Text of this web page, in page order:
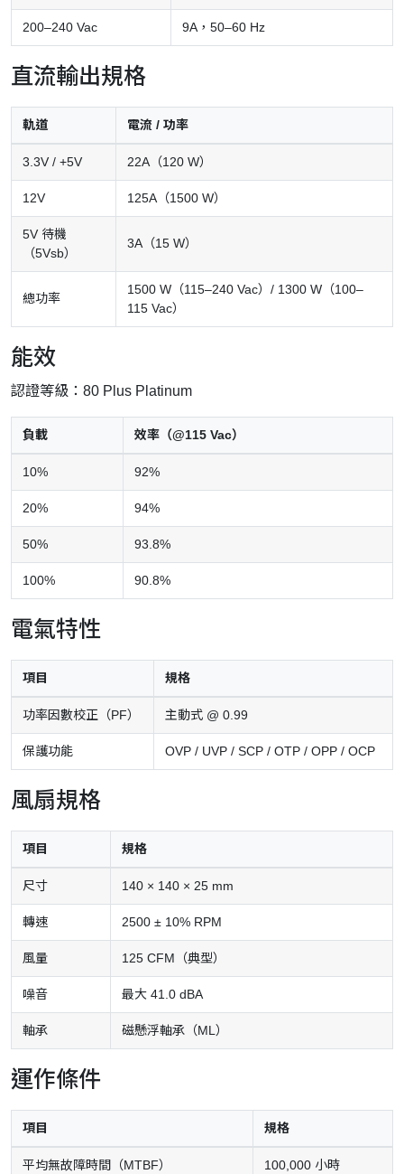
200–240 Vac 9A，50–60 Hz
直流輸出規格
軌道 電流 / 功率
3.3V / +5V 22A（120 W）
12V 125A（1500 W）
5V 待機
（5Vsb）
3A（15 W）
總功率
1500 W（115–240 Vac）/ 1300 W（100–
115 Vac）
能效
認證等級：80 Plus Platinum
負載 效率（@115 Vac）
10% 92%
20% 94%
50% 93.8%
100% 90.8%
電氣特性
項目 規格
功率因數校正（PF） 主動式 @ 0.99
保護功能 OVP / UVP / SCP / OTP / OPP / OCP
風扇規格
項目 規格
尺寸 140 × 140 × 25 mm
轉速 2500 ± 10% RPM
風量 125 CFM（典型）
噪音 最大 41.0 dBA
軸承 磁懸浮軸承（ML）
運作條件
項目 規格
平均無故障時間（MTBF） 100,000 小時